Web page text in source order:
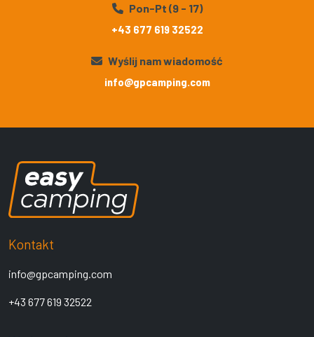
Pon-Pt (9 - 17)
+43 677 619 32522
Wyślij nam wiadomość
info@gpcamping.com
Kontakt
info@gpcamping.com
+43 677 619 32522